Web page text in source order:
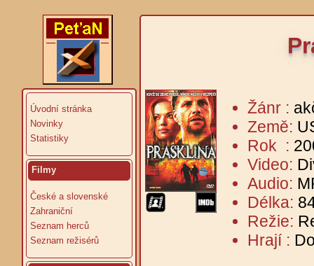
Úvodní stránka
Novinky
Statistiky
Filmy
České a slovenské
Zahraniční
Seznam herců
Seznam režisérů
Žánr :
Země:
Rok :
Video:
Audio:
Délka:
Režie:
Hrají :